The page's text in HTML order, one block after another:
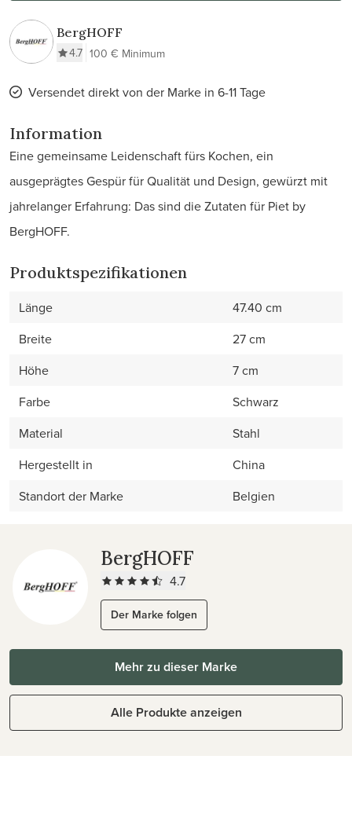
BergHOFF
4.7 100 € Minimum
Versendet direkt von der Marke in 6-11 Tage
Information
Eine gemeinsame Leidenschaft fürs Kochen, ein
ausgeprägtes Gespür für Qualität und Design, gewürzt mit
jahrelanger Erfahrung: Das sind die Zutaten für Piet by
BergHOFF.
Produktspezifikationen
Länge
47.40 cm
Breite
27 cm
Höhe
7 cm
Farbe
Schwarz
Material
Stahl
Hergestellt in
China
Standort der Marke
Belgien
BergHOFF
4.7
Der Marke folgen
Mehr zu dieser Marke
Alle Produkte anzeigen